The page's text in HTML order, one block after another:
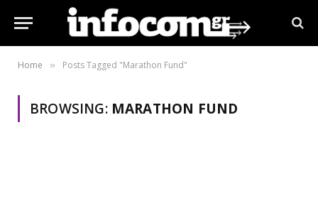
Home » Posts Tagged "Marathon Fund"
BROWSING: MARATHON FUND